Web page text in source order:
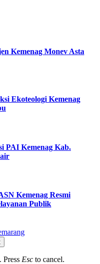
Kemenag Monev Asta
Ekoteologi Kemenag
PAI Kemenag Kab.
Kemenag Resmi
Publik
Press Esc to cancel.